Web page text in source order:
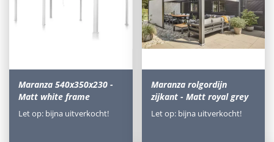
Maranza 540x350x230 -
Matt white frame
Let op: bijna uitverkocht!
Maranza rolgordijn
zijkant - Matt royal grey
Let op: bijna uitverkocht!